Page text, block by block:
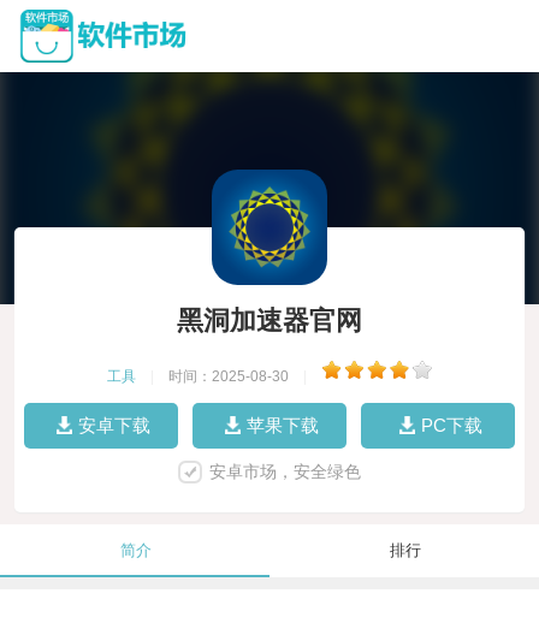
黑洞加速器官网
工具 时间：2025-08-30
安卓下载 苹果下载 PC下载
安卓市场，安全绿色
简介 排行